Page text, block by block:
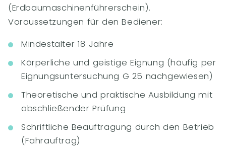
(Erdbaumaschinenführerschein).
Voraussetzungen für den Bediener:
Mindestalter 18 Jahre
Körperliche und geistige Eignung (häufig per
Eignungsuntersuchung G 25 nachgewiesen)
Theoretische und praktische Ausbildung mit
abschließender Prüfung
Schriftliche Beauftragung durch den Betrieb
(Fahrauftrag)